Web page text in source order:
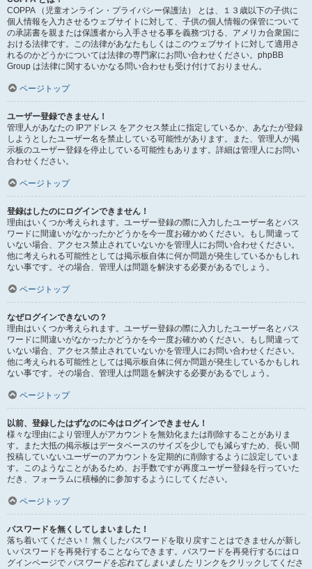
COPPA （児童オンライン・プライバシー保護法） とは、１３歳以下の子供に
個人情報を入力させるウェブサイトに対して、子供の個人情報の保管について
の承諾書を親または保護者から入手させる事を義務づける、アメリカ合衆国に
おける法律です。この法律があなたもしくはこのウェブサイトに対して適用さ
れるのかどうかについては法律の専門家にお問い合わせください。phpBB
Group は法律に関するいかなる問い合わせも受け付けておりません。
ページトップ
ユーザー登録できません！
管理人があなたの IPアドレス をアクセス禁止に指定しているか、あなたが登録
しようとしたユーザー名を禁止している可能性があります。また、管理人が掲
示板のユーザー登録を停止している可能性もあります。詳細は管理人にお問い
合わせください。
ページトップ
登録はしたのにログインできません！
理由はいくつか考えられます。ユーザー登録の際に入力したユーザー名とパス
ワードに間違いがなかったかどうかを今一度お確かめください。もし間違って
いない場合、アクセス禁止されていないかを管理人にお問い合わせください。
他に考えられる可能性としては掲示板自体に何か問題が発生しているかもしれ
ない事です。その場合、管理人は問題を解決する必要があるでしょう。
ページトップ
なぜログインできないの？
理由はいくつか考えられます。ユーザー登録の際に入力したユーザー名とパス
ワードに間違いがなかったかどうかを今一度お確かめください。もし間違って
いない場合、アクセス禁止されていないかを管理人にお問い合わせください。
他に考えられる可能性としては掲示板自体に何か問題が発生しているかもしれ
ない事です。その場合、管理人は問題を解決する必要があるでしょう。
ページトップ
以前、登録したはずなのに今はログインできません！
様々な理由により管理人がアカウントを無効化または削除することがありま
す。また大抵の掲示板はデータベースのサイズを少しでも減らすため、長い間
投稿していないユーザーのアカウントを定期的に削除するように設定していま
す。このようなことがあるため、お手数ですが再度ユーザー登録を行っていた
だき、フォーラムに積極的に参加するようにしてください。
ページトップ
パスワードを無くしてしまいました！
落ち着いてください！ 無くしたパスワードを取り戻すことはできませんが新し
いパスワードを再発行することならできます。パスワードを再発行するにはロ
グインページで パスワードを忘れてしまいました リンクをクリックしてくださ